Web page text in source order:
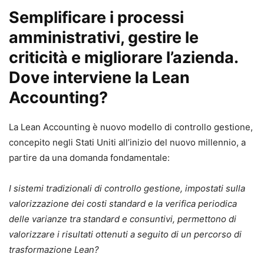
Semplificare i processi
amministrativi, gestire le
criticità e migliorare l’azienda.
Dove interviene la Lean
Accounting?
La Lean Accounting è nuovo modello di controllo gestione,
concepito negli Stati Uniti all’inizio del nuovo millennio, a
partire da una domanda fondamentale:
I sistemi tradizionali di controllo gestione, impostati sulla
valorizzazione dei costi standard e la verifica periodica
delle varianze tra standard e consuntivi, permettono di
valorizzare i risultati ottenuti a seguito di un percorso di
trasformazione Lean?